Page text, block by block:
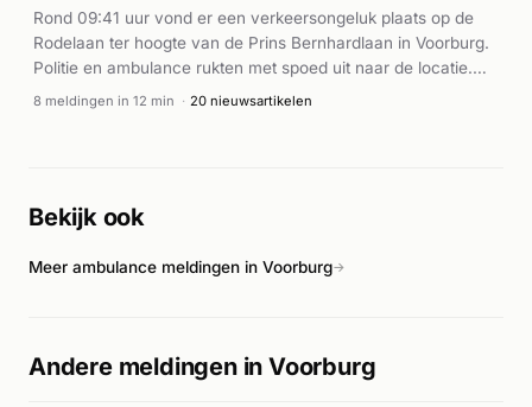
een complexe reddingsoperatie.
Rond 09:41 uur vond er een verkeersongeluk plaats op de
Rodelaan ter hoogte van de Prins Bernhardlaan in Voorburg.
Politie en ambulance rukten met spoed uit naar de locatie.
Volgens meerdere nieuwsbronnen was een scooterrijder
8 meldingen in 12 min · 20 nieuwsartikelen
Bekijk ook
Meer ambulance meldingen in Voorburg→
Andere meldingen in Voorburg